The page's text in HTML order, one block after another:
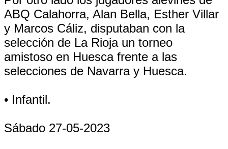
ABQ Calahorra, Alan Bella, Esther Villar
y Marcos Cáliz, disputaban con la
selección de La Rioja un torneo
amistoso en Huesca frente a las
selecciones de Navarra y Huesca.
• Infantil.
Sábado 27-05-2023